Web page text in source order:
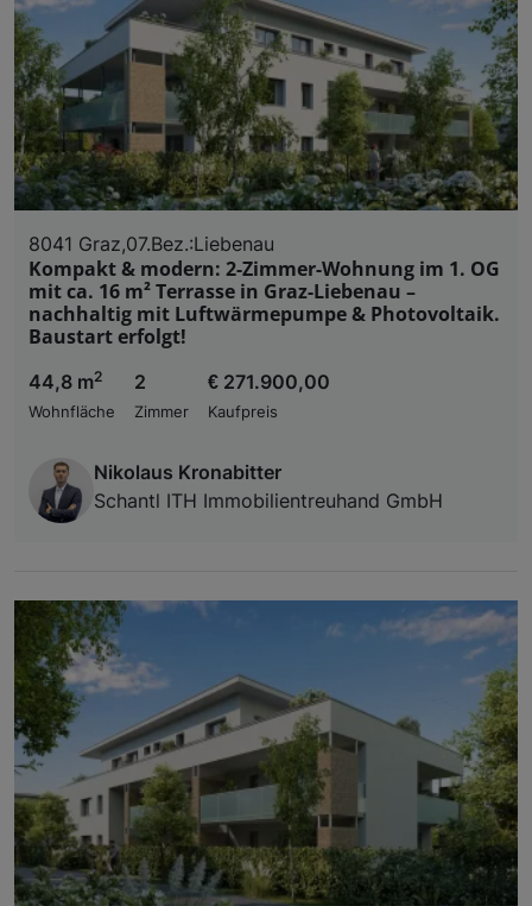
8041 Graz,07.Bez.:Liebenau
Kompakt & modern: 2-Zimmer-Wohnung im 1. OG
mit ca. 16 m² Terrasse in Graz-Liebenau –
nachhaltig mit Luftwärmepumpe & Photovoltaik.
Baustart erfolgt!
44,8 m2
Wohnfläche
2
Zimmer
€ 271.900,00
Kaufpreis
Nikolaus Kronabitter
Schantl ITH Immobilientreuhand GmbH